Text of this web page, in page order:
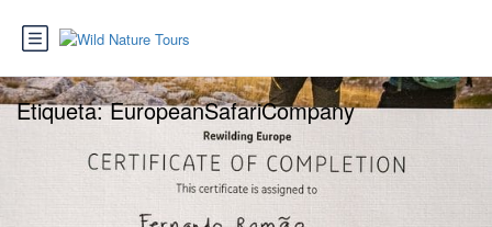
Etiqueta:EuropeanSafariCompany